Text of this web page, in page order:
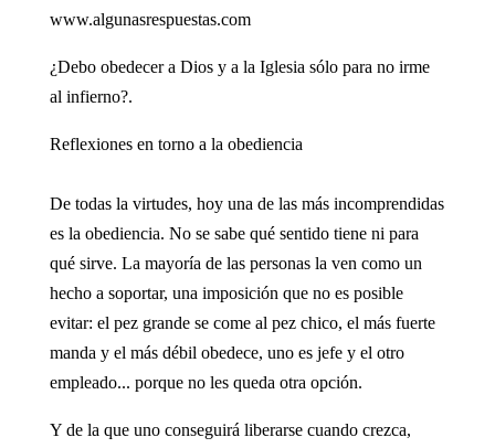
www.algunasrespuestas.com
¿Debo obedecer a Dios y a la Iglesia sólo para no irme
al infierno?.
Reflexiones en torno a la obediencia
De todas la virtudes, hoy una de las más incomprendidas
es la obediencia. No se sabe qué sentido tiene ni para
qué sirve. La mayoría de las personas la ven como un
hecho a soportar, una imposición que no es posible
evitar: el pez grande se come al pez chico, el más fuerte
manda y el más débil obedece, uno es jefe y el otro
empleado... porque no les queda otra opción.
Y de la que uno conseguirá liberarse cuando crezca,